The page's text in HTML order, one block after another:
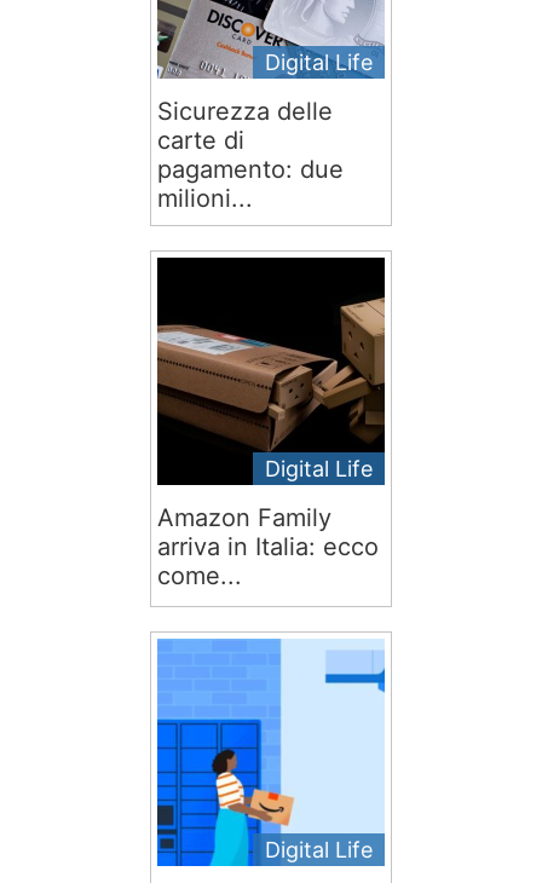
Digital Life
Sicurezza delle
carte di
pagamento: due
milioni...
Digital Life
Amazon Family
arriva in Italia: ecco
come...
Digital Life